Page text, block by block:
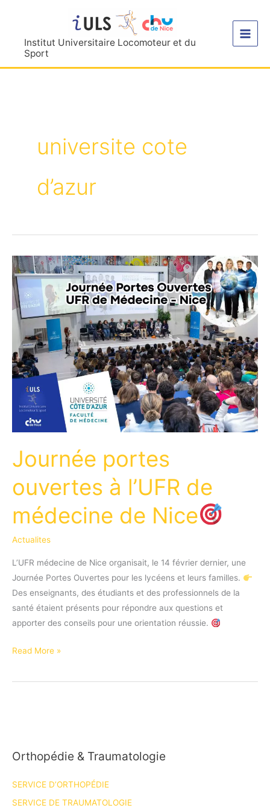
contenuInstitut Universitaire Locomoteur et du
Sport
universite cote
d’azur
Journée portes
ouvertes à l’UFR de
médecine de Nice
Actualites
L’UFR médecine de Nice organisait, le 14 février dernier, une
Journée Portes Ouvertes pour les lycéens et leurs familles.
Des enseignants, des étudiants et des professionnels de la
santé étaient présents pour répondre aux questions et
apporter des conseils pour une orientation réussie.
Journée
ouvertes
de
Read More »
Orthopédie & Traumatologie
SERVICE D’ORTHOPÉDIE
SERVICE DE TRAUMATOLOGIE